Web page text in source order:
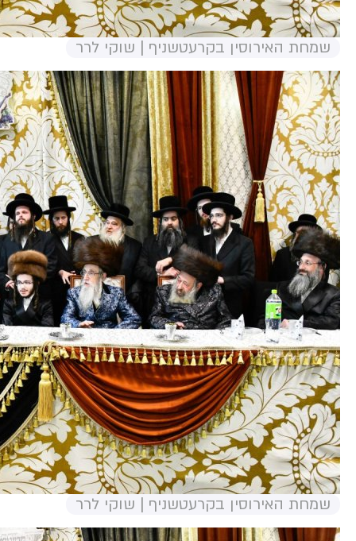
שמחת האירוסין בקרעטשניף | שוקי לרר
שמחת האירוסין בקרעטשניף | שוקי לרר